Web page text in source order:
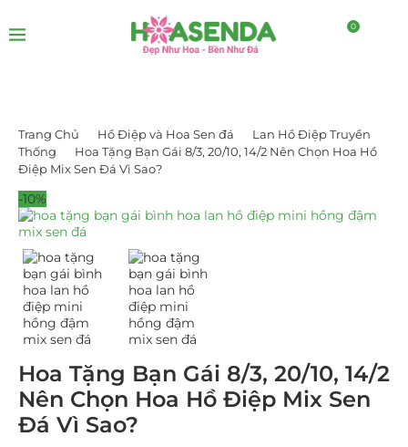
0
Trang Chủ Hồ Điệp và Hoa Sen đá
Lan Hồ Điệp Truyền
Thống
Hoa Tặng Bạn Gái 8/3, 20/10, 14/2 Nên Chọn Hoa Hồ
Điệp Mix Sen Đá Vì Sao?
-10%
Hoa Tặng Bạn Gái 8/3, 20/10, 14/2
Nên Chọn Hoa Hồ Điệp Mix Sen
Đá Vì Sao?